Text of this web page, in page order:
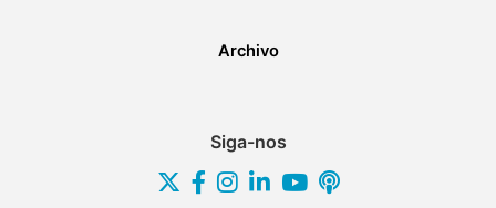
Archivo
Siga-nos